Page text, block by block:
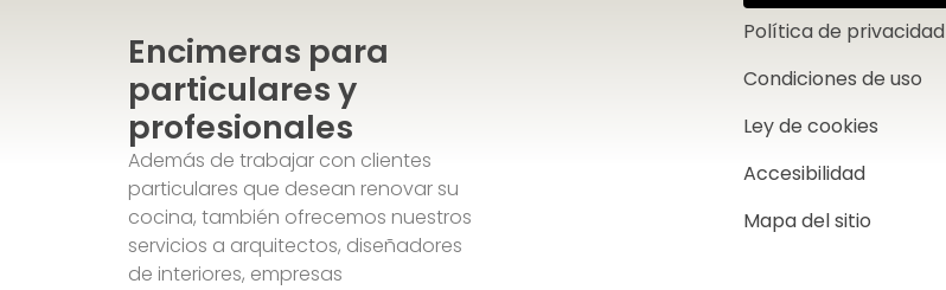
Encimeras para
particulares y
profesionales
Además de trabajar con clientes
particulares que desean renovar su
cocina, también ofrecemos nuestros
servicios a arquitectos, diseñadores
de interiores, empresas
Política de privacidad
Condiciones de uso
Ley de cookies
Accesibilidad
Mapa del sitio